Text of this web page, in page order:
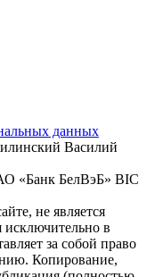
данных
Василий
«Банк БелВэБ» BIC
не является
исключительно в
за собой право
Копирование,